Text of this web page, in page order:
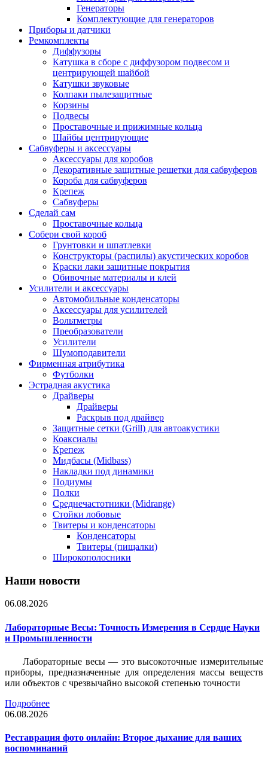
Генераторы
Комплектующие для генераторов
Приборы и датчики
Ремкомплекты
Диффузоры
Катушка в сборе с диффузором подвесом и
центрирующей шайбой
Катушки звуковые
Колпаки пылезащитные
Корзины
Подвесы
Проставочные и прижимные кольца
Шайбы центрирующие
Сабвуферы и аксессуары
Аксессуары для коробов
Декоративные защитные решетки для сабвуферов
Короба для сабвуферов
Крепеж
Сабвуферы
Сделай сам
Проставочные кольца
Собери свой короб
Грунтовки и шпатлевки
Конструкторы (распилы) акустических коробов
Краски лаки защитные покрытия
Обивочные материалы и клей
Усилители и аксессуары
Автомобильные конденсаторы
Аксессуары для усилителей
Вольтметры
Преобразователи
Усилители
Шумоподавители
Фирменная атрибутика
Футболки
Эстрадная акустика
Драйверы
Драйверы
Раскрыв под драйвер
Защитные сетки (Grill) для автоакустики
Коаксиалы
Крепеж
Мидбасы (Midbass)
Накладки под динамики
Подиумы
Полки
Среднечастотники (Midrange)
Стойки лобовые
Твитеры и конденсаторы
Конденсаторы
Твитеры (пищалки)
Широкополосники
Наши новости
06.08.2026
Лабораторные Весы: Точность Измерения в Сердце Науки
и Промышленности
Лабораторные весы — это высокоточные измерительные
приборы, предназначенные для определения массы веществ
или объектов с чрезвычайно высокой степенью точности
Подробнее
06.08.2026
Реставрация фото онлайн: Второе дыхание для ваших
воспоминаний